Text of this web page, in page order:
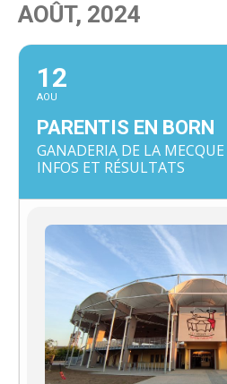
AOÛT, 2024
12
AOU
PARENTIS EN BORN
GANADERIA DE LA
INFOS ET RÉSULTATS